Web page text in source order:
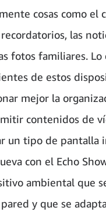
cosas como el
las
fotos familiares. Lo
de estos
mejor la
contenidos de
un tipo de pantalla
con el Echo
ambiental que
y que se